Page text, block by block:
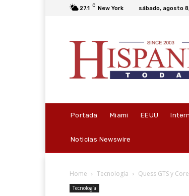
27.1 C New York sábado, agosto
Portada Miami EEUU
Noticias Newswire
Home Tecnología Quess GTS y
Tecnología